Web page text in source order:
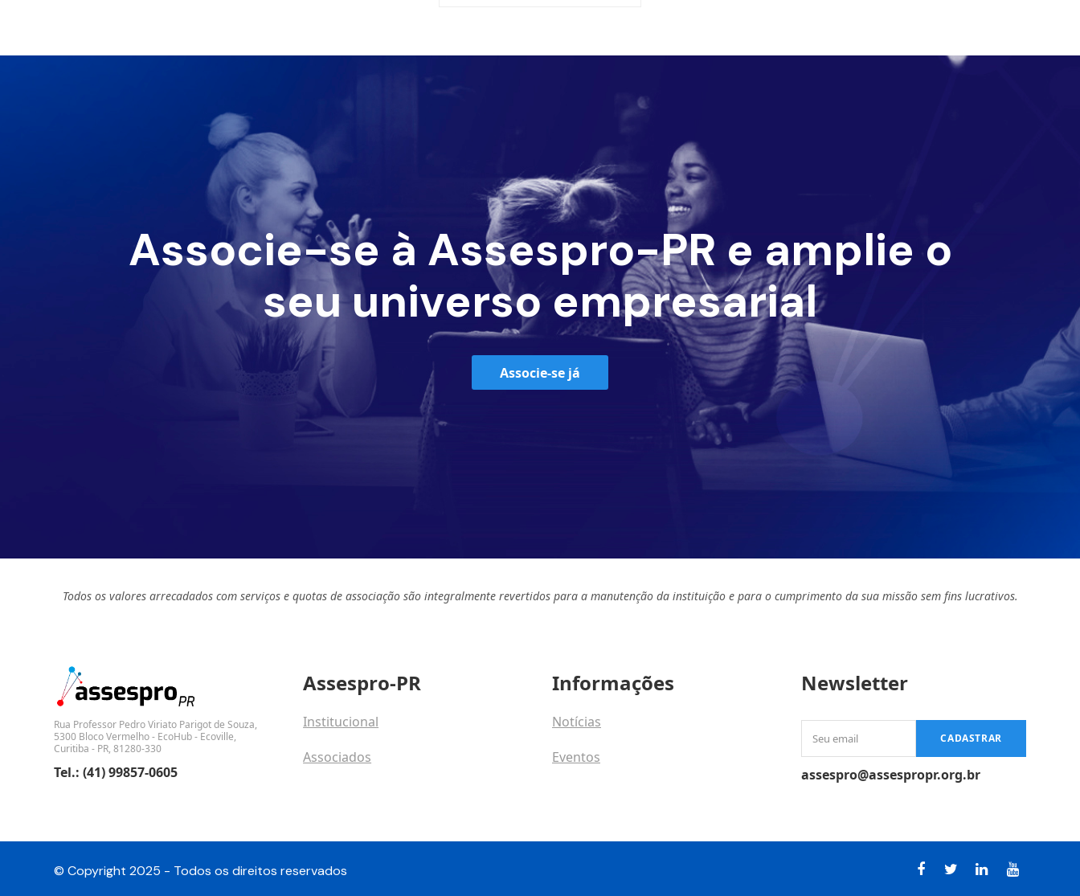
Associe-se à Assespro-PR e amplie o
seu universo empresarial
Associe-se já
Todos os valores arrecadados com serviços e quotas de associação são integralmente revertidos para a manutenção da instituição e para o cumprimento da sua missão sem fins lucrativos.
Rua Professor Pedro Viriato Parigot de Souza,
5300 Bloco Vermelho - EcoHub - Ecoville,
Curitiba - PR, 81280-330
Tel.: (41) 99857-0605
Assespro-PR
Institucional
Associados
Informações
Notícias
Eventos
Newsletter
email
CADASTRAR
assespro@assespropr.org.br
© Copyright 2025 - Todos os direitos reservados Facebook
TwitterLinkedInYoutube